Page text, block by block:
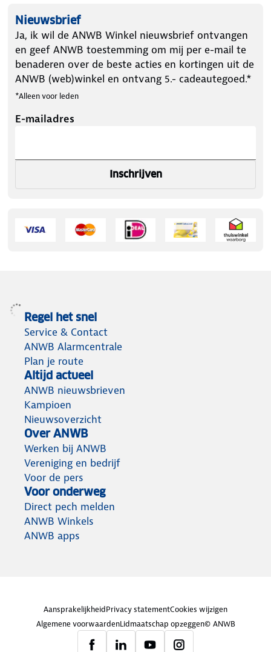
Nieuwsbrief
Ja, ik wil de ANWB Winkel nieuwsbrief ontvangen
en geef ANWB toestemming om mij per e-mail te
benaderen over de beste acties en kortingen uit de
ANWB (web)winkel en ontvang 5.- cadeautegoed.*
*Alleen voor leden
E-mailadres
Inschrijven
Regel het snel
Service & Contact
ANWB Alarmcentrale
Plan je route
Altijd actueel
ANWB nieuwsbrieven
Kampioen
Nieuwsoverzicht
Over ANWB
Werken bij ANWB
Vereniging en bedrijf
Voor de pers
Voor onderweg
Direct pech melden
ANWB Winkels
ANWB apps
AansprakelijkheidPrivacy statementCookies wijzigen
Algemene voorwaardenLidmaatschap opzeggen© ANWB